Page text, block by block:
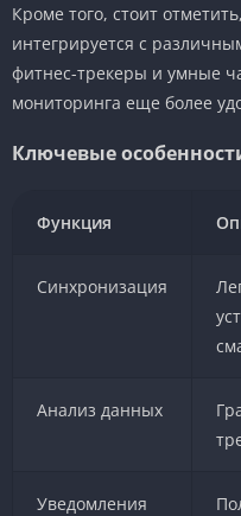
Кроме того, стоит
интегрируется с
фитнес-трекеры и умные
мониторинга еще более
Ключевые
Функция
Синхронизация
Анализ данных
Уведомления